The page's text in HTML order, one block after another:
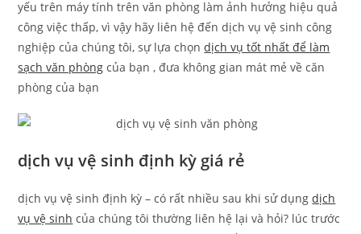
yếu trên máy tính trên văn phòng làm ảnh hưởng hiệu quả
công việc thấp, vì vậy hãy liên hệ đến dịch vụ vệ sinh công
nghiệp của chúng tôi, sự lựa chọndịch vụ tốt nhất để làm
sạch văn phòng của bạn , đưa không gian mát mẻ về căn
phòng của bạn
dịch vụ vệ sinh định kỳ giá rẻ
dịch vụ vệ sinh định kỳ – có rất nhiều sau khi sử dụngdịch
vụ vệ sinh của chúng tôi thường liên hệ lại và hỏi? lúc trước